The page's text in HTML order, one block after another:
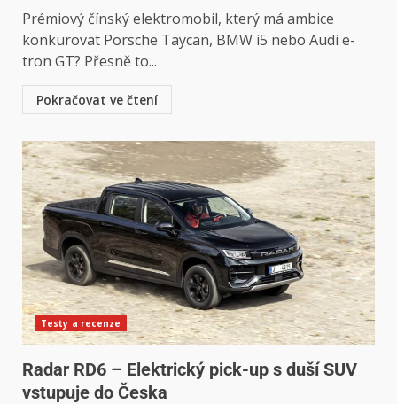
Prémiový čínský elektromobil, který má ambice
konkurovat Porsche Taycan, BMW i5 nebo Audi e-
tron GT? Přesně to...
Pokračovat ve čtení
Testy a recenze
Radar RD6 – Elektrický pick-up s duší SUV
vstupuje do Česka